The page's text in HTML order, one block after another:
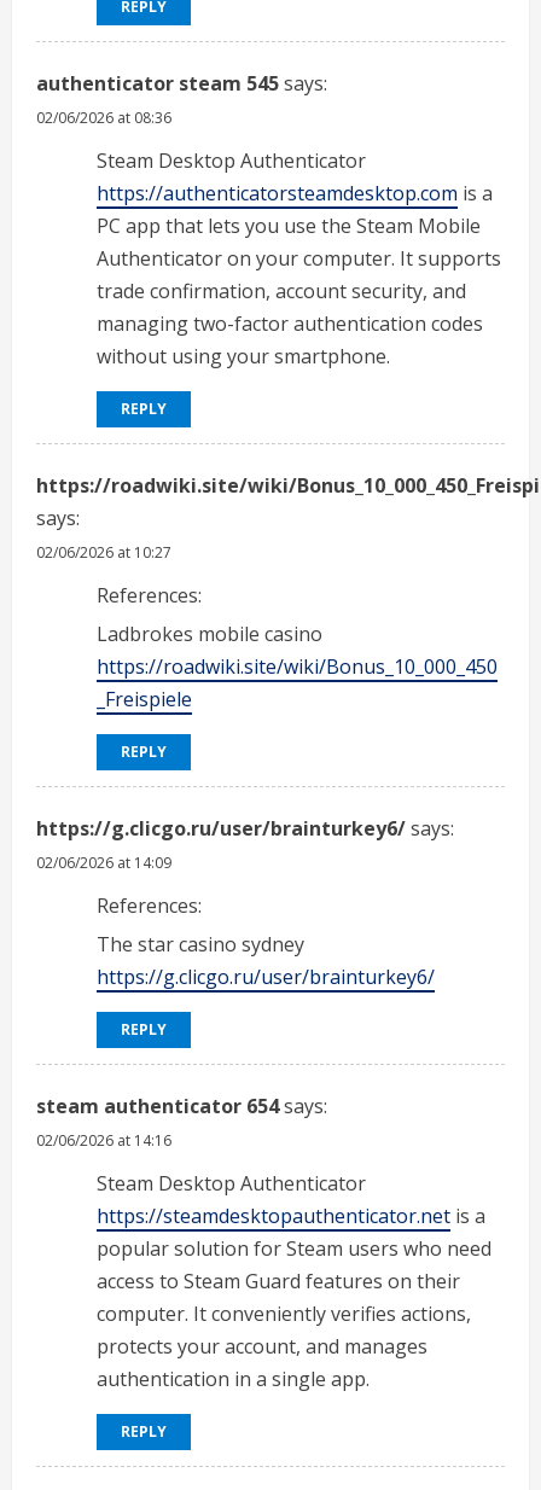
REPLY
authenticator steam 545says:
02/06/2026 at 08:36
Steam Desktop Authenticator
https://authenticatorsteamdesktop.com is a
PC app that lets you use the Steam Mobile
Authenticator on your computer. It supports
trade confirmation, account security, and
managing two-factor authentication codes
without using your smartphone.
REPLY
https://roadwiki.site/wiki/
says:
02/06/2026 at 10:27
References:
Ladbrokes mobile casino
https://roadwiki.site/wiki/Bonus_10_000_450
_Freispiele
REPLY
https://g.clicgo.ru/user/brainturkey6/says:
02/06/2026 at 14:09
References:
The star casino sydney
https://g.clicgo.ru/user/brainturkey6/
REPLY
steam authenticator 654says:
02/06/2026 at 14:16
Steam Desktop Authenticator
https://steamdesktopauthenticator.net is a
popular solution for Steam users who need
access to Steam Guard features on their
computer. It conveniently verifies actions,
protects your account, and manages
authentication in a single app.
REPLY